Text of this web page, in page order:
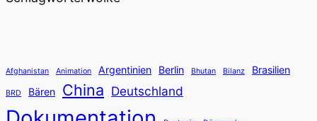
Afghanistan Animation Argentinien Berlin Bhutan Bilanz Brasilien
BRD Bären China Deutschland